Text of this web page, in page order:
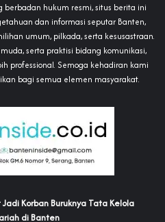
berbadan hukum resmi, situs berita ini
dan informasi seputar Banten,
umum, pilkada, serta kesusastraan.
serta praktisi bidang komunikasi,
professional. Semoga kehadiran kami
bagi semua elemen masyarakat.
Korban Buruknya Tata Kelola
di Banten